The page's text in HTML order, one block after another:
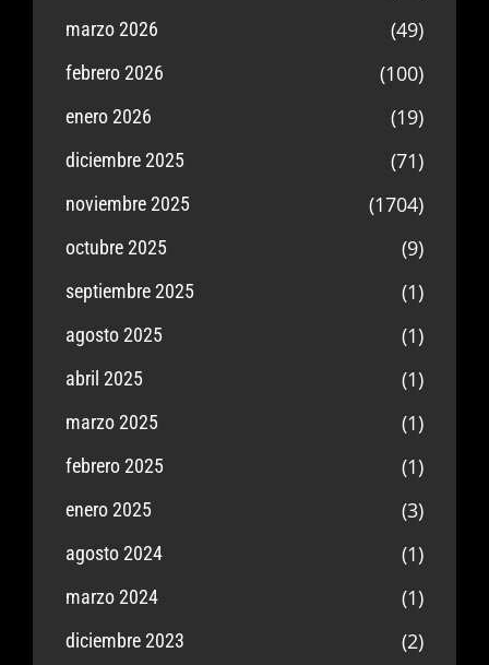
marzo 2026 (49)
febrero 2026 (100)
enero 2026 (19)
diciembre 2025 (71)
noviembre 2025 (1704)
octubre 2025 (9)
septiembre 2025 (1)
agosto 2025 (1)
abril 2025 (1)
marzo 2025 (1)
febrero 2025 (1)
enero 2025 (3)
agosto 2024 (1)
marzo 2024 (1)
diciembre 2023 (2)